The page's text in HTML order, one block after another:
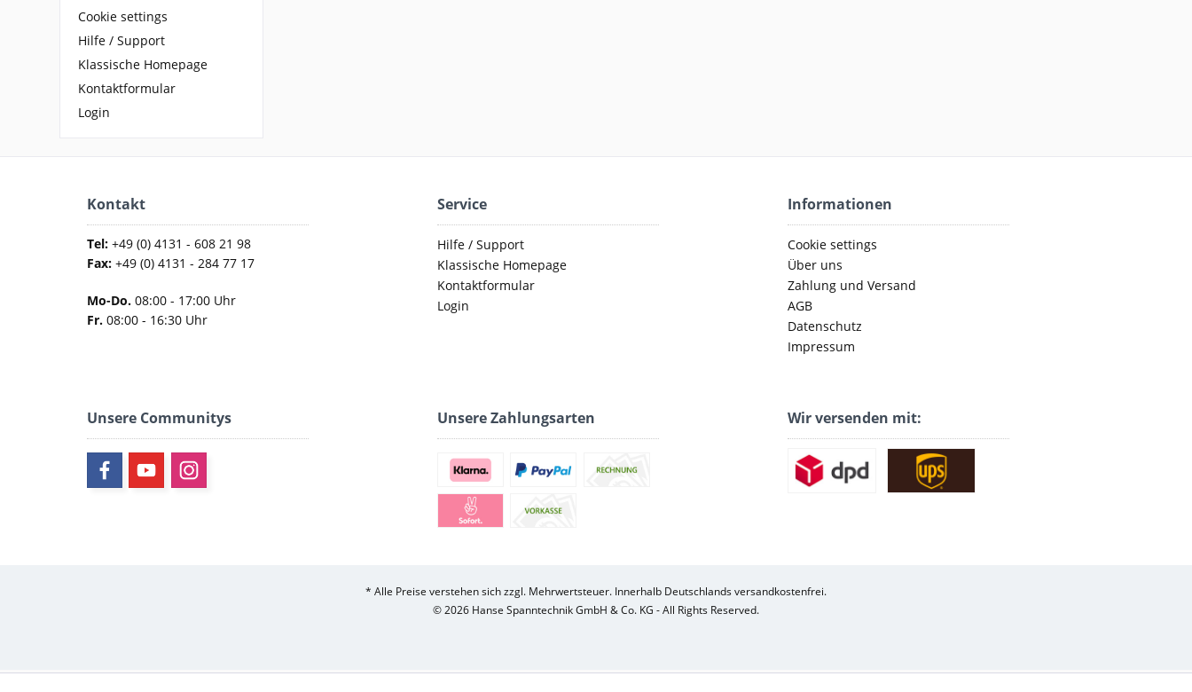
Cookie settings
Hilfe / Support
Klassische Homepage
Kontaktformular
Login
Kontakt
Tel:+49 (0) 4131 - 608 21 98
Fax:+49 (0) 4131 - 284 77 17
Mo-Do.08:00 - 17:00 Uhr
Fr.08:00 - 16:30 Uhr
Service
Hilfe / Support
Klassische Homepage
Kontaktformular
Login
Informationen
Cookie settings
Über uns
Zahlung und Versand
AGB
Datenschutz
Impressum
Unsere Communitys Unsere Zahlungsarten Wir versenden mit:
* Alle Preise verstehen sich zzgl. Mehrwertsteuer. Innerhalb Deutschlands versandkostenfrei.
© 2026 Hanse Spanntechnik GmbH & Co. KG - All Rights Reserved.